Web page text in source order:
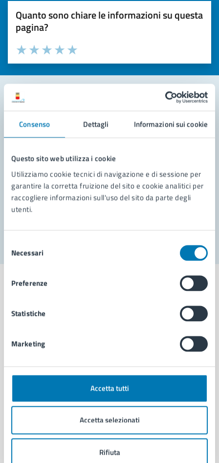
Consenso Dettagli Informazioni sui cookie
Questo sito web utilizza i cookie
Utilizziamo cookie tecnici di navigazione e di sessione per
garantire la corretta fruizione del sito e cookie analitici per
raccogliere informazioni sull'uso del sito da parte degli
utenti.
delNecessari
Preferenze
Statistiche
Marketing
Accetta tutti
Accetta selezionati
Rifiuta
Quanto sono chiare le informazioni su questa
pagina?
Valuta la chiarezza delle informazioni (da 1 a 5 stelle)
Seleziona il numero di stelle per valutare la chiarezza delle
Valuta 5 stelle su 5
Valuta 4 stelle su 5
Valuta 3 stelle su 5
Valuta 2 stelle su 5
Valuta 1 stelle su 5
Leggi le domande frequenti
Richiedi assistenza
Prenota appuntamento
Problemi in città
Comune di Napoli
AMMINISTRAZIONE
Organi di governo
Enti e fondazioni
Personale amministrativo
Intranet, posta aziendale e protocollo